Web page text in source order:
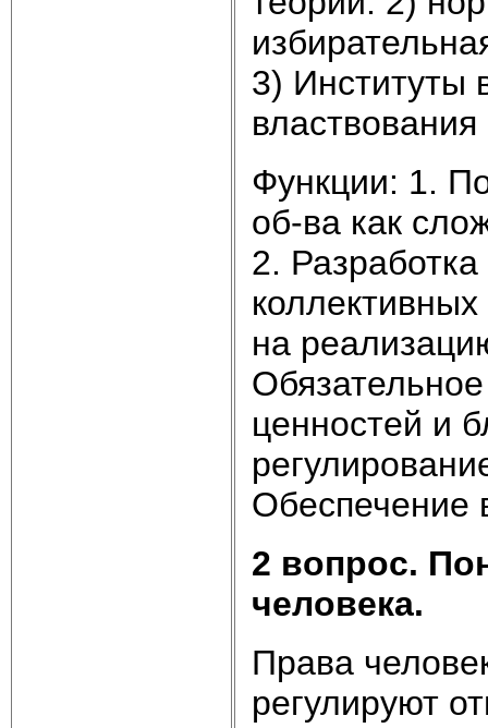
3) Институты
Функции: 1.
об-ва как
2.
на
ценностей и
Обеспечение
2 вопрос.
человека.
Права
регулируют